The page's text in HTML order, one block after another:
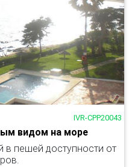
IVR-CPP20043
видом на море
в пешей доступности от